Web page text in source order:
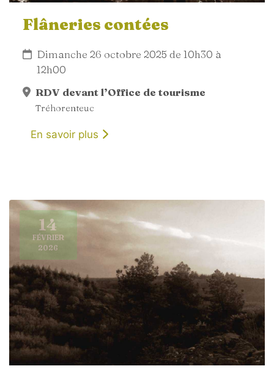
Flâneries contées
Dimanche 26 octobre 2025 de 10h30 à
12h00
RDV devant l’Office de tourisme
Tréhorenteuc
En savoir plus
14
FÉVRIER
2026